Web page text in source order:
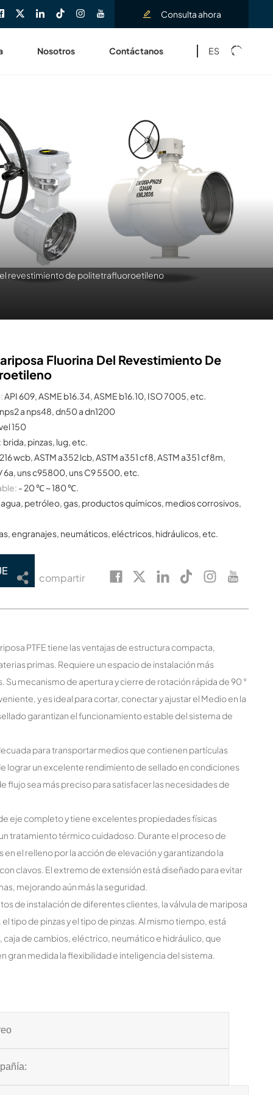
Consulta ahora
Nosotros Contáctanos ES
revestimiento de politetrafluoroetileno
Fluorina Del Revestimiento De
API 609, ASME b16.34, ASME b16.10, ISO 7005, etc.
nps2 a nps48, dn50 a dn1200
150
brida, pinzas, lug, etc.
wcb, ASTM a352 lcb, ASTM a351 cf8, ASTM a351 cf8m,
6a, uns c95800, uns C9 5500, etc.
- 20 ℃ ~ 180 ℃.
agua, petróleo, gas, productos químicos, medios corrosivos,
engranajes, neumáticos, eléctricos, hidráulicos, etc.
compartir
PTFE tiene las ventajas de estructura compacta,
primas. Requiere un espacio de instalación más
mecanismo de apertura y cierre de rotación rápida de 90 °
y es ideal para cortar, conectar y ajustar el Medio en la
garantizan el funcionamiento estable del sistema de
para transportar medios que contienen partículas
lograr un excelente rendimiento de sellado en condiciones
sea más preciso para satisfacer las necesidades de
eje completo y tiene excelentes propiedades físicas
tratamiento térmico cuidadoso. Durante el proceso de
el relleno por la acción de elevación y garantizando la
clavos. El extremo de extensión está diseñado para evitar
mejorando aún más la seguridad.
de instalación de diferentes clientes, la válvula de mariposa
tipo de pinzas y el tipo de pinzas. Al mismo tiempo, está
de cambios, eléctrico, neumático e hidráulico, que
gran medida la flexibilidad e inteligencia del sistema.